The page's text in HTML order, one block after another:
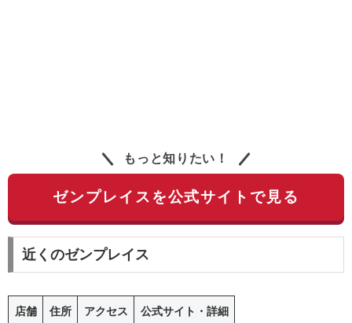
もっと知りたい！
ゼンプレイスを公式サイトで見る
近くのゼンプレイス
店舗 住所 アクセス 公式サイト・詳細